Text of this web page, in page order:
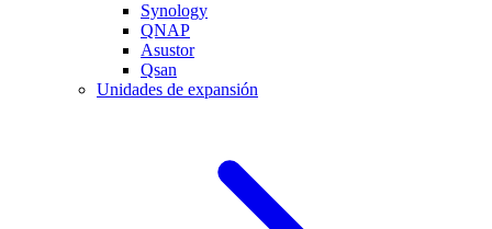
Synology
QNAP
Asustor
Qsan
Unidades de expansión